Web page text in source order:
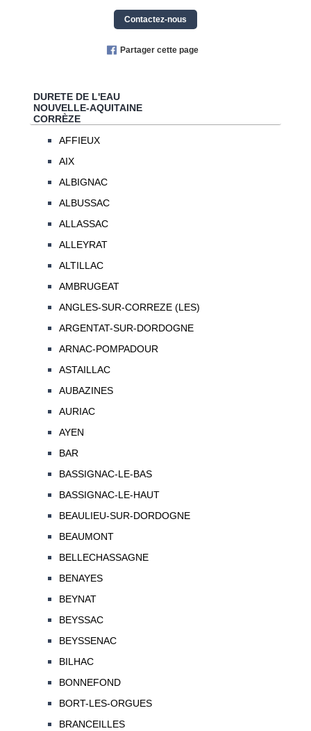
Contactez-nous
Partager cette page
DURETE DE L'EAU
NOUVELLE-AQUITAINE
CORRÈZE
AFFIEUX
AIX
ALBIGNAC
ALBUSSAC
ALLASSAC
ALLEYRAT
ALTILLAC
AMBRUGEAT
ANGLES-SUR-CORREZE (LES)
ARGENTAT-SUR-DORDOGNE
ARNAC-POMPADOUR
ASTAILLAC
AUBAZINES
AURIAC
AYEN
BAR
BASSIGNAC-LE-BAS
BASSIGNAC-LE-HAUT
BEAULIEU-SUR-DORDOGNE
BEAUMONT
BELLECHASSAGNE
BENAYES
BEYNAT
BEYSSAC
BEYSSENAC
BILHAC
BONNEFOND
BORT-LES-ORGUES
BRANCEILLES